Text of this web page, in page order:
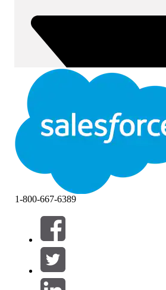
Filtros (0)
SELECCIONAR FILTROS
Área de productos
1-800-667-6389